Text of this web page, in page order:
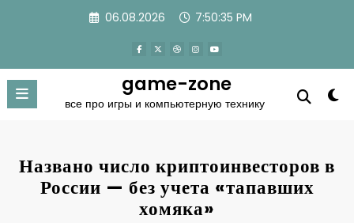
06.08.2026 7:50:35 PM
game-zone
все про игры и компьютерную технику
Названо число криптоинвесторов в
России — без учета «тапавших
хомяка»